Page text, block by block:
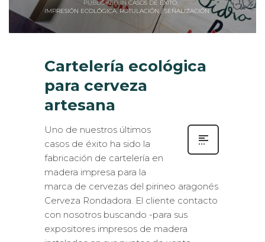
IMPRESIÓN ECOLÓGICA, ROTULACIÓN / SEÑALIZACIÓN
Cartelería ecológica
para cerveza
artesana
casos de éxito ha sido la
fabricación de cartelería en
madera impresa para la
marca de cervezas del pirineo aragonés
Cerveza Rondadora. El cliente contacto
con nosotros buscando -para sus
expositores impresos de madera
instalados en sus puntos de venta-